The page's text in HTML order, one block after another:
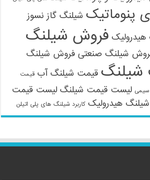
پنوماتیک شیلنگ گاز نسوز
فروش شیلنگ
شیلنگ صنعتی فروش شیلنگ
شیلنگ قیمت شیلنگ آب قیمت
لیست قیمت شیلنگ لیست قیمت
شیلنگ هیدرولیک کاربرد شیلنگ های پلی اتیلن